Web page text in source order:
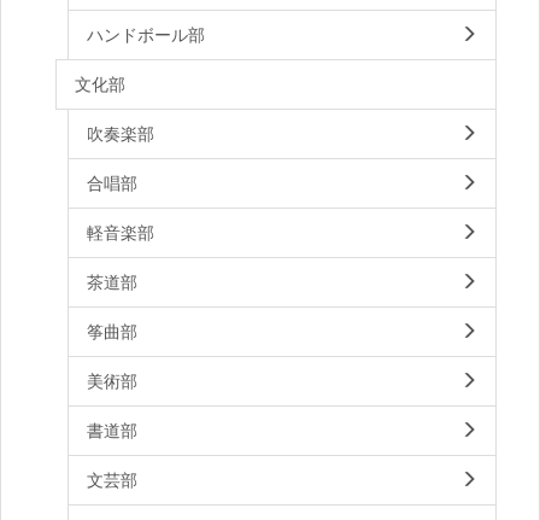
ハンドボール部
文化部
吹奏楽部
合唱部
軽音楽部
茶道部
筝曲部
美術部
書道部
文芸部